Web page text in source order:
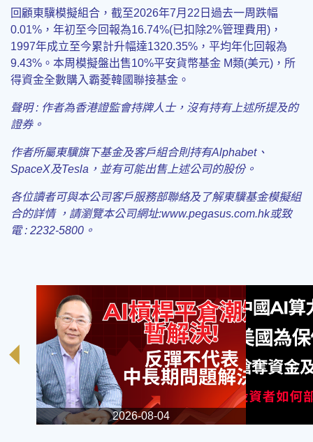
回顧東驥模擬組合，截至2026年7月22日過去一周跌幅
0.01%，年初至今回報為16.74%(已扣除2%管理費用)，
1997年成立至今累計升幅達1320.35%，平均年化回報為
9.43%。本周模擬盤出售10%平安貨幣基金 M類(美元)，所
得資金全數購入霸菱韓國聯接基金。
聲明 : 作者為香港證監會持牌人士，沒有持有上述所提及的
證券。
作者所屬東驥旗下基金及客戶組合則持有Alphabet、
SpaceX及Tesla ，並有可能出售上述公司的股份。
各位讀者可與本公司客戶服務部聯絡及了解東驥基金模擬組
合的詳情 ，請瀏覽本公司網址:www.pegasus.com.hk或致
電 : 2232-5800。
2026-08-04